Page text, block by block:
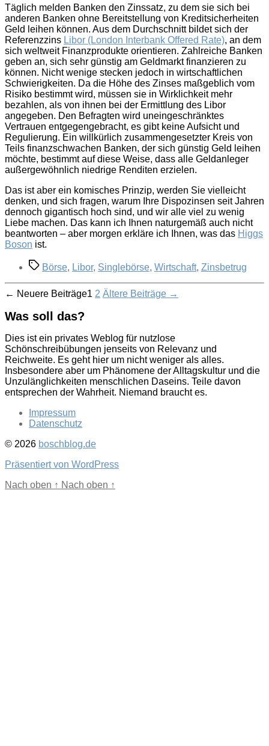
Täglich melden Banken den Zinssatz, zu dem sie sich bei
anderen Banken ohne Bereitstellung von Kreditsicherheiten
Geld leihen können. Aus dem Durchschnitt bildet sich der
Referenzzins Libor (London Interbank Offered Rate), an dem
sich weltweit Finanzprodukte orientieren. Zahlreiche Banken
geben an, sich sehr günstig am Geldmarkt finanzieren zu
können. Nicht wenige stecken jedoch in wirtschaftlichen
Schwierigkeiten. Da die Höhe des Zinses maßgeblich vom
Risiko bestimmt wird, müssen sie in Wirklichkeit mehr
bezahlen, als von ihnen bei der Ermittlung des Libor
angegeben. Den Befragten wird uneingeschränktes
Vertrauen entgegengebracht, es gibt keine Aufsicht und
Regulierung. Ein willkürlich zusammengesetzter Kreis von
Teils finanzschwachen Banken, der sich günstig Geld leihen
möchte, bestimmt auf diese Weise, dass alle Geldanleger
außergewöhnlich niedrige Renditen erzielen.
Das ist aber ein komisches Prinzip, werden Sie vielleicht
denken, und sich fragen, warum Ihre Dispozinsen seit Jahren
dennoch gigantisch hoch sind, und wir alle viel zu wenig
Liebe machen. Das kann ich Ihnen naturgemäß auch nicht
beantworten – aber morgen erkläre ich Ihnen, was das Higgs
Boson ist.
Schlagwörter
Börse, Libor, Singlebörse, Wirtschaft, Zinsbetrug
Seitennummerierung
Beiträge
← Neuere Beiträge1 2 Ältere Beiträge →
Was soll das?
Dies ist ein privates Weblog für nutzlose
Schönschreibübungen jenseits von Relevanz und
Reichweite. Es geht hier um nicht weniger als alles.
Insbesondere aber um Phänomene der Alltagskultur und die
Unzulänglichkeiten menschlichen Daseins. Teile davon
entsprechen der Wahrheit. Niemand braucht es.
Impressum
Datenschutz
© 2026 boschblog.de
Präsentiert von WordPress
Nach oben ↑ Nach oben ↑